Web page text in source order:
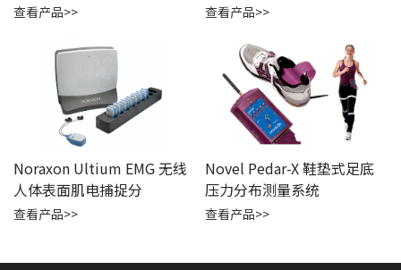
查看产品>> 查看产品>>
Noraxon Ultium EMG 无线
人体表面肌电捕捉分
查看产品>>
Novel Pedar-X 鞋垫式足底
压力分布测量系统
查看产品>>